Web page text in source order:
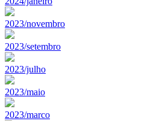
2023/novembro
2023/setembro
2023/julho
2023/maio
2023/marco